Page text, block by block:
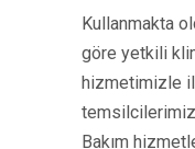
Kullanmakta
göre yetkili
hizmetimizle
Bakım